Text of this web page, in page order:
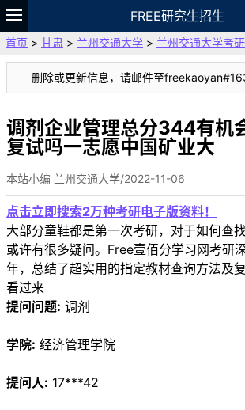
FREE研究生招生
题库
故事 专题 APP 笔记
VIP
资料
首页 > 甘肃 > 兰州交通大学 > 兰州交通大学考
删除或更新信息，请邮件至
调剂企业管理总分344有机
复试吗一志愿中国矿业大
本站小编 兰州交通大学/2022-11-06
点击立即搜索2万种考研电子版资料！
大部分童鞋都是第一次考研，对于如何查
或许有很多疑问。Free壹佰分学习网考研
年，总结了超实用的指定教材查询方法及
看过来
提问问题: 调剂
学院: 经济管理学院
提问人: 17***42